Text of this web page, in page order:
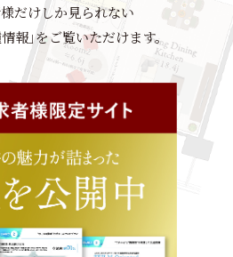
だけしか見られない
報｣をご覧いただけます。